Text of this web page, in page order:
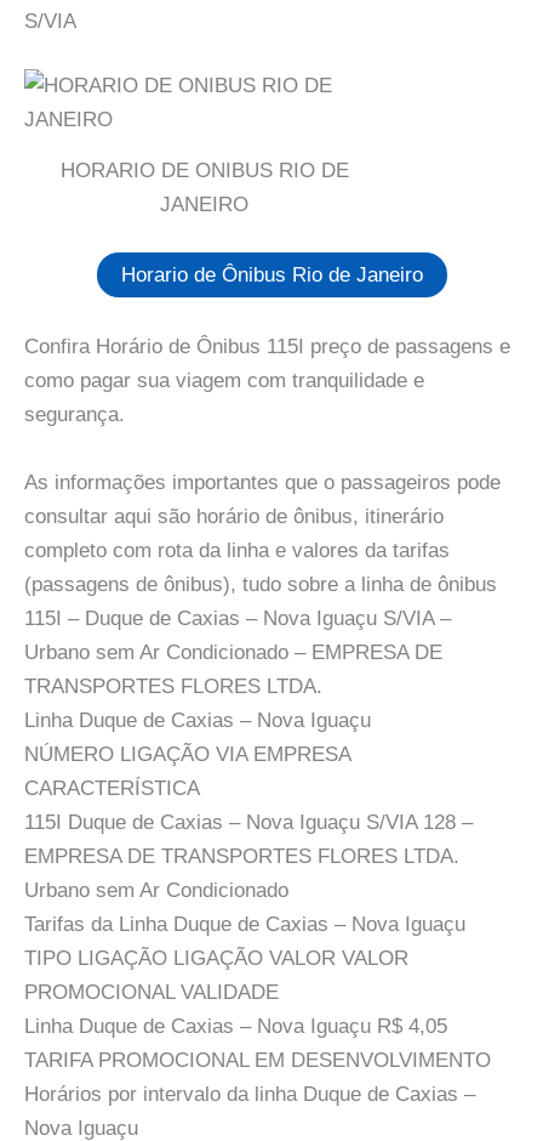
S/VIA
HORARIO DE ONIBUS RIO DE
JANEIRO
Horario de Ônibus Rio de Janeiro
Confira Horário de Ônibus 115I preço de passagens e
como pagar sua viagem com tranquilidade e
segurança.
As informações importantes que o passageiros pode
consultar aqui são horário de ônibus, itinerário
completo com rota da linha e valores da tarifas
(passagens de ônibus), tudo sobre a linha de ônibus
115I – Duque de Caxias – Nova Iguaçu S/VIA –
Urbano sem Ar Condicionado – EMPRESA DE
TRANSPORTES FLORES LTDA.
Linha Duque de Caxias – Nova Iguaçu
NÚMERO LIGAÇÃO VIA EMPRESA
CARACTERÍSTICA
115I Duque de Caxias – Nova Iguaçu S/VIA 128 –
EMPRESA DE TRANSPORTES FLORES LTDA.
Urbano sem Ar Condicionado
Tarifas da Linha Duque de Caxias – Nova Iguaçu
TIPO LIGAÇÃO LIGAÇÃO VALOR VALOR
PROMOCIONAL VALIDADE
Linha Duque de Caxias – Nova Iguaçu R$ 4,05
TARIFA PROMOCIONAL EM DESENVOLVIMENTO
Horários por intervalo da linha Duque de Caxias –
Nova Iguaçu